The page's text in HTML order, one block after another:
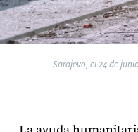
Sarajevo, el 24 de